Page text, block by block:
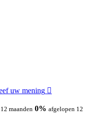
uw mening
maanden 0% afgelopen 12